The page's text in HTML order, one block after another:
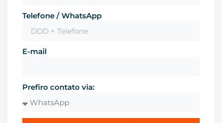
Telefone / WhatsApp
E-mail
Prefiro contato via: